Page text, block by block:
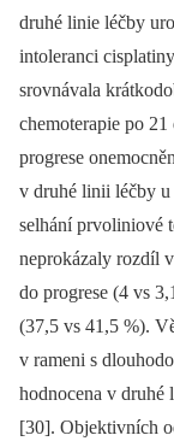
druhé linie léčby
intoleranci
srovnávala
chemoterapie po
progrese
v druhé linii léčby u
selhání prvoliniové
neprokázaly roz­díl
do progrese (4 vs
(37,5 vs 41,5 %).
v rameni s
hodnocena v
[30]. Objektivních